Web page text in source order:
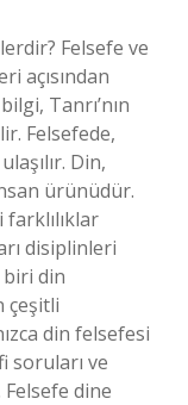
Felsefe ve
açısından
Tanrı’nın
Felsefede,
Din,
ürünüdür.
disiplinleri
din
çeşitli
din felsefesi
soruları ve
dine